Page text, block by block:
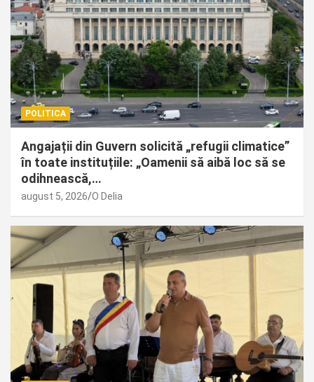
POLITICA
Angajații din Guvern solicită „refugii climatice”
în toate instituțiile: „Oamenii să aibă loc să se
odihnească,…
august 5, 2026 O Delia